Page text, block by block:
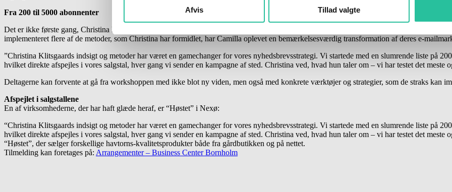
Afvis Tillad valgte
Fra 200 til 5000 abonnenter
Det er ikke første gang, Christina Klitsgaard kommer til Bornholm i samarbejde med Business Center Bornholm. En af dem, der har
implementeret flere af de metoder, som Christina har formidlet, har Camilla oplevet en bemærkelsesværdig transformation af deres e-
”Christina Klitsgaards indsigt og metoder har været en gamechanger for vores nyhedsbrevsstrategi. Vi startede med en slumrende liste på
hvilket direkte afspejles i vores salgstal, hver gang vi sender en kampagne af sted. Christina ved, hvad hun taler om – vi har testet det meste
Deltagerne kan forvente at gå fra workshoppen med ikke blot ny viden, men også med konkrete værktøjer og strategier, som de straks kan
Afspejlet i salgstallene
En af virksomhederne, der har haft glæde heraf, er “Høstet” i Nexø:
“Christina Klitsgaards indsigt og metoder har været en gamechanger for vores nyhedsbrevsstrategi. Vi startede med en slumrende liste på
hvilket direkte afspejles i vores salgstal, hver gang vi sender en kampagne af sted. Christina ved, hvad hun taler om – vi har testet det
“Høstet”, der sælger forskellige havtorns-kvalitetsprodukter både fra gårdbutikken og på nettet.
Tilmelding kan foretages på: Arrangementer – Business Center Bornholm